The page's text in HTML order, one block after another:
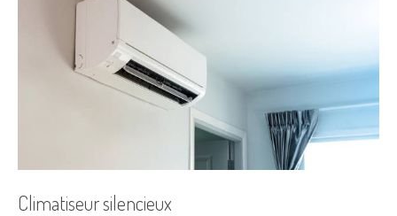
Climatiseur silencieux